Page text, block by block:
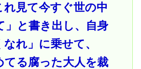
れ見て今すぐ世の中
」と書き出し、自身
れ」に乗せて、
てる腐った大人を裁